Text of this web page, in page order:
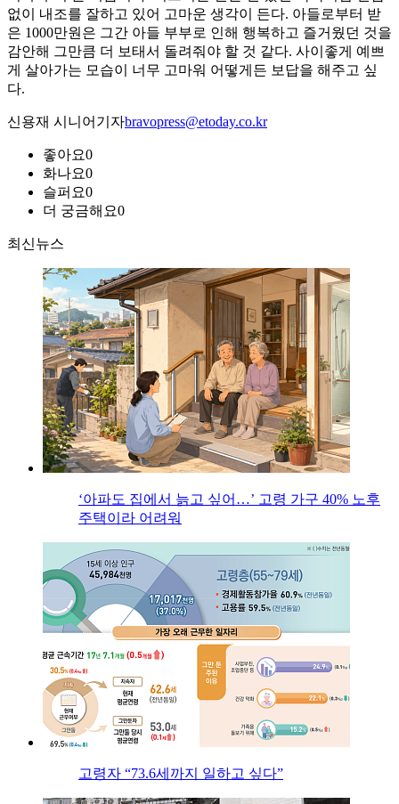
없이 내조를 잘하고 있어 고마운 생각이 든다. 아들로부터 받
은 1000만원은 그간 아들 부부로 인해 행복하고 즐거웠던 것을
감안해 그만큼 더 보태서 돌려줘야 할 것 같다. 사이좋게 예쁘
게 살아가는 모습이 너무 고마워 어떻게든 보답을 해주고 싶
다.
신용재 시니어기자bravopress@etoday.co.kr
좋아요0
화나요0
슬퍼요0
더 궁금해요0
최신뉴스
‘아파도 집에서 늙고 싶어…’ 고령 가구 40% 노후
주택이라 어려워
고령자 “73.6세까지 일하고 싶다”